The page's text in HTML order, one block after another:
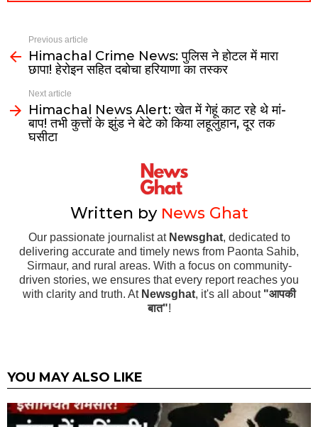
Previous article
Himachal Crime News: पुलिस ने होटल में मारा
छापा! हेरोइन सहित दबोचा हरियाणा का तस्कर
Next article
Himachal News Alert: खेत में गेहूं काट रहे थे मां-
बाप! तभी कुत्तों के झुंड ने बेटे को किया लहूलुहान, दूर तक
घसीटा
Written by News Ghat
Our passionate journalist at Newsghat, dedicated to
delivering accurate and timely news from Paonta Sahib,
Sirmaur, and rural areas. With a focus on community-
driven stories, we ensures that every report reaches you
with clarity and truth. At Newsghat, it's all about "आपकी
बात"!
YOU MAY ALSO LIKE